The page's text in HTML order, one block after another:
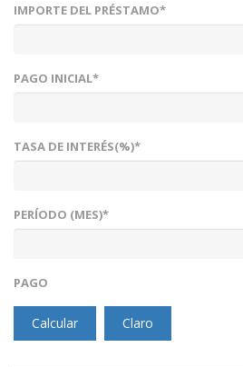
IMPORTE DEL PRÉSTAMO*
PAGO INICIAL*
TASA DE INTERÉS(%)*
PERÍODO (MES)*
PAGO
Calcular Claro